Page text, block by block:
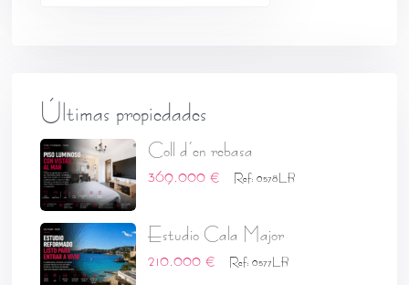
Últimas propiedades
Coll d’en rebasa
369.000 €
Ref: 0578LB
Estudio Cala Major
210.000 €
Ref: 0577LB